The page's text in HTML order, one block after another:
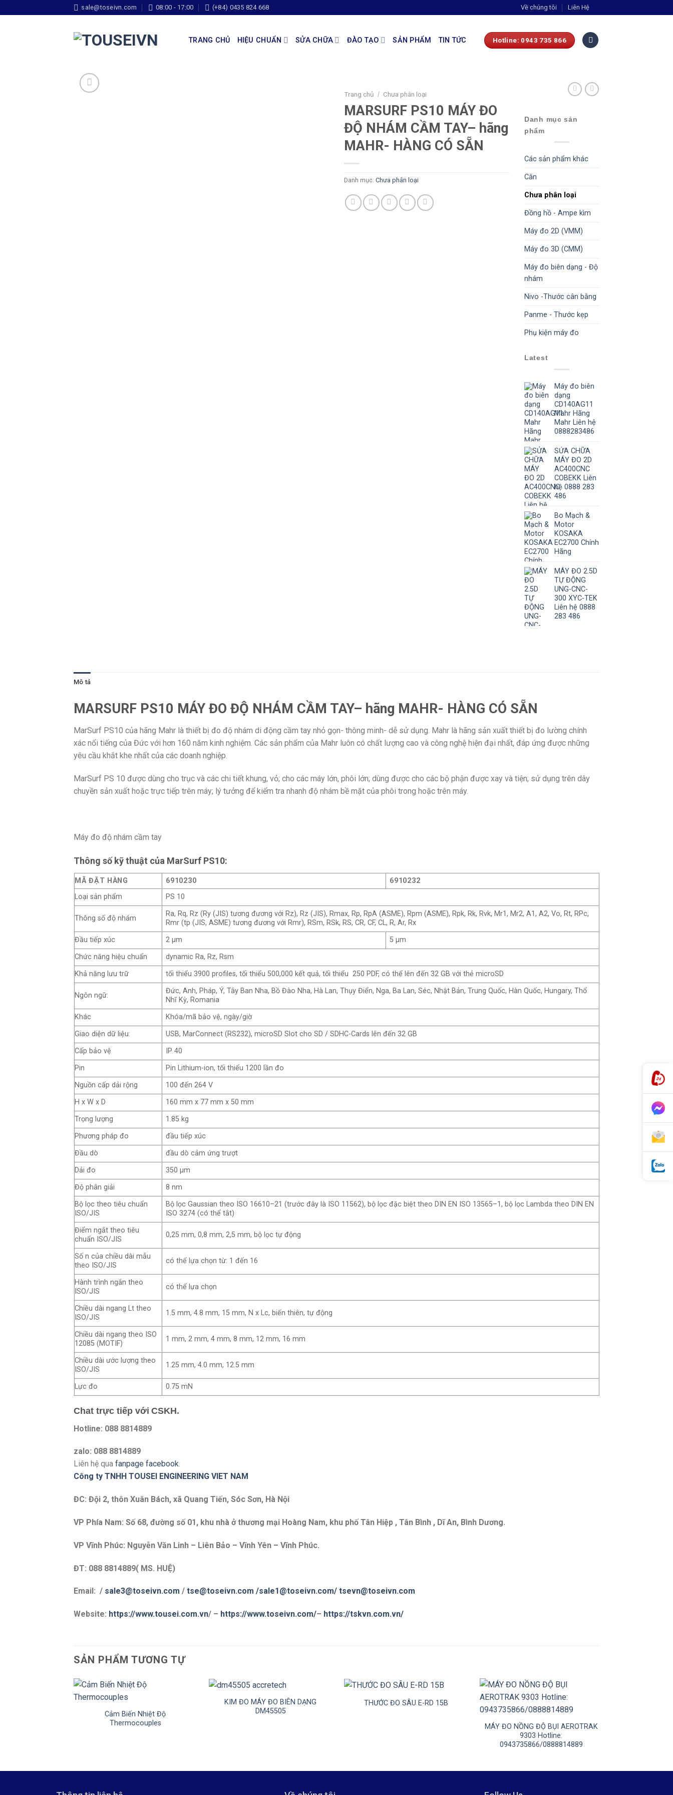
sale@toseivn.com 08:00 - 17:00 (+84) 0435 824 668 Về chúng tôi Liên Hệ
TRANG CHỦ HIỆU CHUẨN SỬA CHỮA ĐÀO TẠO SẢN PHẨM TIN TỨC Hotline: 0943 735 866
Trang chủ / Chưa phân loại
MARSURF PS10 MÁY ĐO
ĐỘ NHÁM CẦM TAY– hãng
MAHR- HÀNG CÓ SẴN
Danh mục: Chưa phân loại
Danh mục sản
phẩm
Các sản phẩm khác
Cân
Chưa phân loại
Đồng hồ - Ampe kìm
Máy đo 2D (VMM)
Máy đo 3D (CMM)
Máy đo biên dạng - Độ
nhám
Nivo -Thước cân bằng
Panme - Thước kẹp
Phụ kiện máy đo
Latest
Máy đo biên
dạng
CD140AG11
Mahr Hãng
Mahr Liên hệ
0888283486
SỬA CHỮA
MÁY ĐO 2D
AC400CNC
COBEKK Liên
hệ 0888 283
486
Bo Mạch &
Motor
KOSAKA
EC2700 Chính
Hãng
MÁY ĐO 2.5D
TỰ ĐỘNG
UNG-CNC-
300 XYC-TEK
Liên hệ 0888
283 486
Mô tả
MARSURF PS10 MÁY ĐO ĐỘ NHÁM CẦM TAY– hãng MAHR- HÀNG CÓ SẴN
MarSurf PS10 của hãng Mahr là thiết bị đo độ nhám di động cầm tay nhỏ gọn- thông minh- dễ sử dụng. Mahr là hãng sản xuất thiết bị đo lường chính
xác nổi tiếng của Đức với hơn 160 năm kinh nghiệm. Các sản phẩm của Mahr luôn có chất lượng cao và công nghệ hiện đại nhất, đáp ứng được những
yêu cầu khắt khe nhất của các doanh nghiệp.
MarSurf PS 10 được dùng cho trục và các chi tiết khung, vỏ; cho các máy lớn, phôi lớn; dùng được cho các bộ phận được xay và tiện; sử dụng trên dây
chuyền sản xuất hoặc trực tiếp trên máy; lý tưởng để kiểm tra nhanh độ nhám bề mặt của phôi trong hoặc trên máy.
Máy đo độ nhám cầm tay
Thông số kỹ thuật của MarSurf PS10:
MÃ ĐẶT HÀNG 6910230
6910232
Loại sản phẩm
PS 10
Thông số độ nhám
Ra, Rq, Rz (Ry (JIS) tương đương với Rz), Rz (JIS), Rmax, Rp, RpA (ASME), Rpm (ASME), Rpk, Rk, Rvk, Mr1, Mr2, A1, A2, Vo, Rt, RPc,
Rmr (tp (JIS, ASME) tương đương với Rmr), RSm, RSk, RS, CR, CF, CL, R, Ar, Rx
Đầu tiếp xúc
2 μm
5 μm
Chức năng hiệu chuẩn
dynamic Ra, Rz, Rsm
Khả năng lưu trữ
tối thiểu 3900 profiles, tối thiểu 500,000 kết quả, tối thiểu 250 PDF, có thể lên đến 32 GB với thẻ microSD
Ngôn ngữ:
Đức, Anh, Pháp, Ý, Tây Ban Nha, Bồ Đào Nha, Hà Lan, Thụy Điển, Nga, Ba Lan, Séc, Nhật Bản, Trung Quốc, Hàn Quốc, Hungary, Thổ
Nhĩ Kỳ, Romania
Khác
Khóa/mã bảo vệ, ngày/giờ
Giao diện dữ liệu:
USB, MarConnect (RS232), microSD Slot cho SD / SDHC-Cards lên đến 32 GB
Cấp bảo vệ
IP 40
Pin
Pin Lithium-ion, tối thiểu 1200 lần đo
Nguồn cấp dải rộng
100 đến 264 V
H x W x D
160 mm x 77 mm x 50 mm
Trọng lượng
1.85 kg
Phương pháp đo
đầu tiếp xúc
Đầu dò
đầu dò cảm ứng trượt
Dải đo
350 μm
Độ phân giải
8 nm
Bộ lọc theo tiêu chuẩn
ISO/JIS
Bộ lọc Gaussian theo ISO 16610–21 (trước đây là ISO 11562), bộ lọc đặc biệt theo DIN EN ISO 13565–1, bộ lọc Lambda theo DIN EN
ISO 3274 (có thể tắt)
Điểm ngắt theo tiêu
chuẩn ISO/JIS
0,25 mm, 0,8 mm, 2,5 mm, bộ lọc tự động
Số n của chiều dài mẫu
theo ISO/JIS
có thể lựa chọn từ: 1 đến 16
Hành trình ngắn theo
ISO/JIS
có thể lựa chọn
Chiều dài ngang Lt theo
ISO/JIS
1.5 mm, 4.8 mm, 15 mm, N x Lc, biến thiên, tự động
Chiều dài ngang theo ISO
12085 (MOTIF)
1 mm, 2 mm, 4 mm, 8 mm, 12 mm, 16 mm
Chiều dài ước lượng theo
ISO/JIS
1.25 mm, 4.0 mm, 12.5 mm
Lực đo 0.75 mN
Chat trực tiếp với CSKH.
Hotline: 088 8814889
zalo: 088 8814889
Liên hệ qua fanpage facebook.
Công ty TNHH TOUSEI ENGINEERING VIET NAM
ĐC: Đội 2, thôn Xuân Bách, xã Quang Tiến, Sóc Sơn, Hà Nội
VP Phía Nam: Số 68, đường số 01, khu nhà ở thương mại Hoàng Nam, khu phố Tân Hiệp , Tân Bình , Dĩ An, Bình Dương.
VP Vĩnh Phúc: Nguyễn Văn Linh – Liên Bảo – Vĩnh Yên – Vĩnh Phúc.
ĐT: 088 8814889( MS. HUỆ)
Email: / sale3@toseivn.com / tse@toseivn.com /sale1@toseivn.com/ tsevn@toseivn.com
Website: https://www.tousei.com.vn/ – https://www.toseivn.com/– https://tskvn.com.vn/
SẢN PHẨM TƯƠNG TỰ
Cảm Biến Nhiệt Độ
Thermocouples
+
KIM ĐO MÁY ĐO BIÊN DẠNG
DM45505
+
THƯỚC ĐO SÂU E-RD 15B +
MÁY ĐO NỒNG ĐỘ BỤI AEROTRAK
9303 Hotline:
0943735866/0888814889